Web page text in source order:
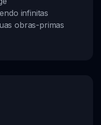
infinitas
obras-primas